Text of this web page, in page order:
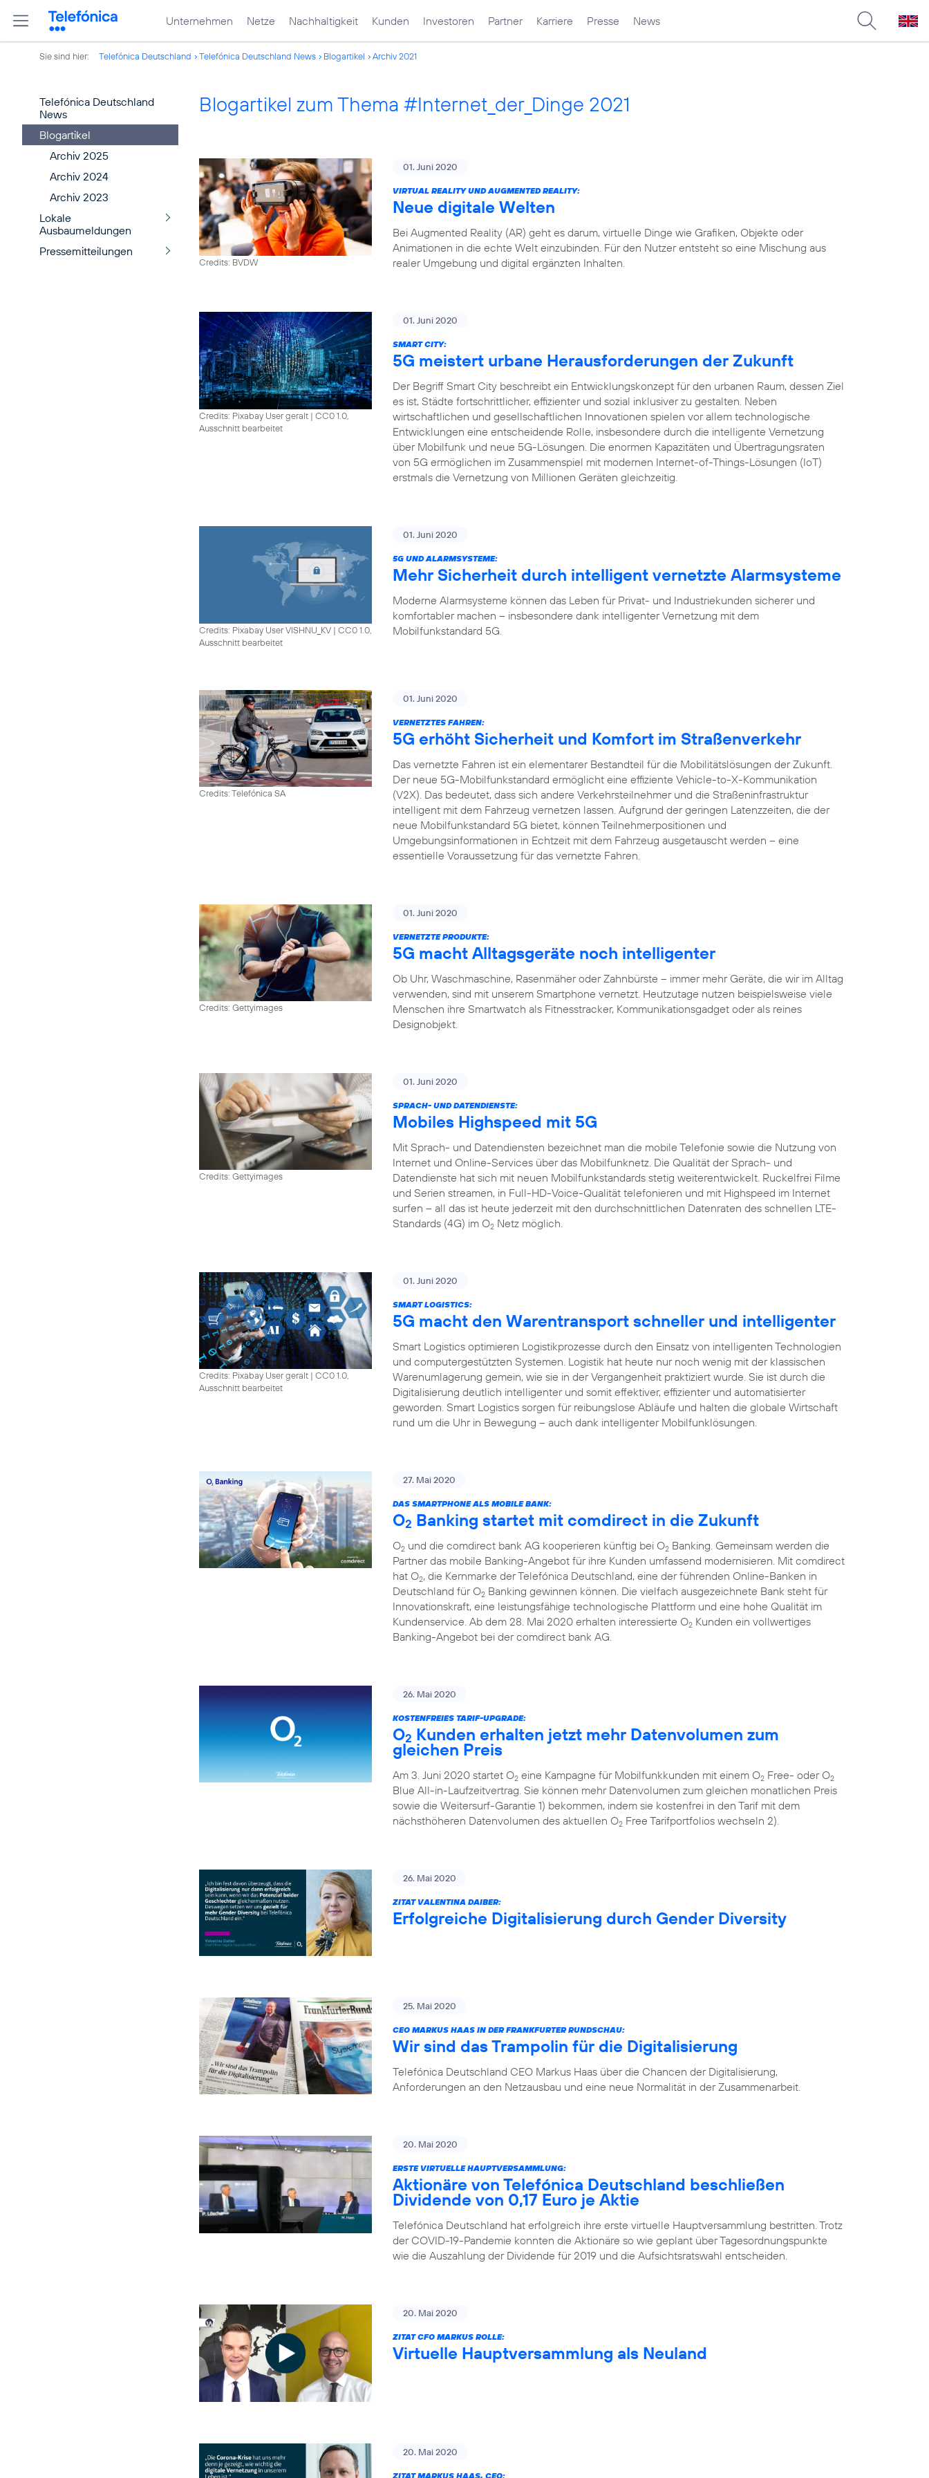
Unternehmen Netze Nachhaltigkeit Kunden Investoren Partner Karriere Presse News
Sie sind hier: Telefónica Deutschland Telefónica Deutschland News Blogartikel Archiv 2021
Telefónica Deutschland
News
Blogartikel
Archiv 2025
Archiv 2024
Archiv 2023
Lokale
Ausbaumeldungen
Pressemitteilungen
Blogartikel zum Thema #Internet_der_Dinge 2021
Credits: BVDW
01. Juni 2020
VIRTUAL REALITY UND AUGMENTED REALITY:
Neue digitale Welten
Bei Augmented Reality (AR) geht es darum, virtuelle Dinge wie Grafiken, Objekte oder
Animationen in die echte Welt einzubinden. Für den Nutzer entsteht so eine Mischung aus
realer Umgebung und digital ergänzten Inhalten.
Credits: Pixabay User geralt | CC0 1.0,
Ausschnitt bearbeitet
01. Juni 2020
SMART CITY:
5G meistert urbane Herausforderungen der Zukunft
Der Begriff Smart City beschreibt ein Entwicklungskonzept für den urbanen Raum, dessen Ziel
es ist, Städte fortschrittlicher, effizienter und sozial inklusiver zu gestalten. Neben
wirtschaftlichen und gesellschaftlichen Innovationen spielen vor allem technologische
Entwicklungen eine entscheidende Rolle, insbesondere durch die intelligente Vernetzung
über Mobilfunk und neue 5G-Lösungen. Die enormen Kapazitäten und Übertragungsraten
von 5G ermöglichen im Zusammenspiel mit modernen Internet-of-Things-Lösungen (IoT)
erstmals die Vernetzung von Millionen Geräten gleichzeitig.
Credits: Pixabay User VISHNU_KV | CC0 1.0,
Ausschnitt bearbeitet
01. Juni 2020
5G UND ALARMSYSTEME:
Mehr Sicherheit durch intelligent vernetzte Alarmsysteme
Moderne Alarmsysteme können das Leben für Privat- und Industriekunden sicherer und
komfortabler machen – insbesondere dank intelligenter Vernetzung mit dem
Mobilfunkstandard 5G.
Credits: Telefónica SA
01. Juni 2020
VERNETZTES FAHREN:
5G erhöht Sicherheit und Komfort im Straßenverkehr
Das vernetzte Fahren ist ein elementarer Bestandteil für die Mobilitätslösungen der Zukunft.
Der neue 5G-Mobilfunkstandard ermöglicht eine effiziente Vehicle-to-X-Kommunikation
(V2X). Das bedeutet, dass sich andere Verkehrsteilnehmer und die Straßeninfrastruktur
intelligent mit dem Fahrzeug vernetzen lassen. Aufgrund der geringen Latenzzeiten, die der
neue Mobilfunkstandard 5G bietet, können Teilnehmerpositionen und
Umgebungsinformationen in Echtzeit mit dem Fahrzeug ausgetauscht werden – eine
essentielle Voraussetzung für das vernetzte Fahren.
Credits: Gettyimages
01. Juni 2020
VERNETZTE PRODUKTE:
5G macht Alltagsgeräte noch intelligenter
Ob Uhr, Waschmaschine, Rasenmäher oder Zahnbürste – immer mehr Geräte, die wir im Alltag
verwenden, sind mit unserem Smartphone vernetzt. Heutzutage nutzen beispielsweise viele
Menschen ihre Smartwatch als Fitnesstracker, Kommunikationsgadget oder als reines
Designobjekt.
Credits: Gettyimages
01. Juni 2020
SPRACH- UND DATENDIENSTE:
Mobiles Highspeed mit 5G
Mit Sprach- und Datendiensten bezeichnet man die mobile Telefonie sowie die Nutzung von
Internet und Online-Services über das Mobilfunknetz. Die Qualität der Sprach- und
Datendienste hat sich mit neuen Mobilfunkstandards stetig weiterentwickelt. Ruckelfrei Filme
und Serien streamen, in Full-HD-Voice-Qualität telefonieren und mit Highspeed im Internet
surfen – all das ist heute jederzeit mit den durchschnittlichen Datenraten des schnellen LTE-
Standards (4G) im O2 Netz möglich.
Credits: Pixabay User geralt | CC0 1.0,
Ausschnitt bearbeitet
01. Juni 2020
SMART LOGISTICS:
5G macht den Warentransport schneller und intelligenter
Smart Logistics optimieren Logistikprozesse durch den Einsatz von intelligenten Technologien
und computergestützten Systemen. Logistik hat heute nur noch wenig mit der klassischen
Warenumlagerung gemein, wie sie in der Vergangenheit praktiziert wurde. Sie ist durch die
Digitalisierung deutlich intelligenter und somit effektiver, effizienter und automatisierter
geworden. Smart Logistics sorgen für reibungslose Abläufe und halten die globale Wirtschaft
rund um die Uhr in Bewegung – auch dank intelligenter Mobilfunklösungen.
27. Mai 2020
DAS SMARTPHONE ALS MOBILE BANK:
O2 Banking startet mit comdirect in die Zukunft
O2 und die comdirect bank AG kooperieren künftig bei O2 Banking. Gemeinsam werden die
Partner das mobile Banking-Angebot für ihre Kunden umfassend modernisieren. Mit comdirect
hat O2, die Kernmarke der Telefónica Deutschland, eine der führenden Online-Banken in
Deutschland für O2 Banking gewinnen können. Die vielfach ausgezeichnete Bank steht für
Innovationskraft, eine leistungsfähige technologische Plattform und eine hohe Qualität im
Kundenservice. Ab dem 28. Mai 2020 erhalten interessierte O2 Kunden ein vollwertiges
Banking-Angebot bei der comdirect bank AG.
26. Mai 2020
KOSTENFREIES TARIF-UPGRADE:
O2 Kunden erhalten jetzt mehr Datenvolumen zum
gleichen Preis
Am 3. Juni 2020 startet O2 eine Kampagne für Mobilfunkkunden mit einem O2 Free- oder O2
Blue All-in-Laufzeitvertrag. Sie können mehr Datenvolumen zum gleichen monatlichen Preis
sowie die Weitersurf-Garantie 1) bekommen, indem sie kostenfrei in den Tarif mit dem
nächsthöheren Datenvolumen des aktuellen O2 Free Tarifportfolios wechseln 2).
26. Mai 2020
ZITAT VALENTINA DAIBER:
Erfolgreiche Digitalisierung durch Gender Diversity
25. Mai 2020
CEO MARKUS HAAS IN DER FRANKFURTER RUNDSCHAU:
Wir sind das Trampolin für die Digitalisierung
Telefónica Deutschland CEO Markus Haas über die Chancen der Digitalisierung,
Anforderungen an den Netzausbau und eine neue Normalität in der Zusammenarbeit.
20. Mai 2020
ERSTE VIRTUELLE HAUPTVERSAMMLUNG:
Aktionäre von Telefónica Deutschland beschließen
Dividende von 0,17 Euro je Aktie
Telefónica Deutschland hat erfolgreich ihre erste virtuelle Hauptversammlung bestritten. Trotz
der COVID-19-Pandemie konnten die Aktionäre so wie geplant über Tagesordnungspunkte
wie die Auszahlung der Dividende für 2019 und die Aufsichtsratswahl entscheiden.
20. Mai 2020
ZITAT CFO MARKUS ROLLE:
Virtuelle Hauptversammlung als Neuland
20. Mai 2020
ZITAT MARKUS HAAS, CEO: